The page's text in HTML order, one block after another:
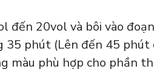
đến 20vol và bôi vào
phút (Lên đến 45 phút
màu phù hợp cho phần